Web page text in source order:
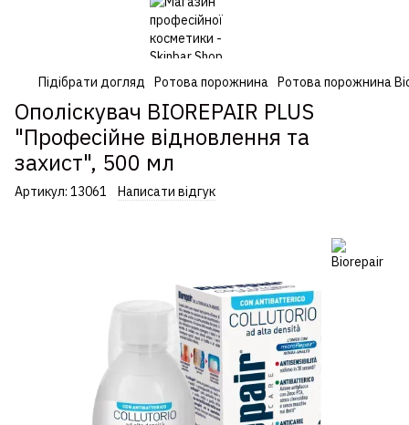
Підібрати догляд Ротова порожнина Ротова порожнина
Ополіскувач BIOREPAIR PLUS
"Професійне відновлення та
захист", 500 мл
Артикул: 13061 Написати відгук